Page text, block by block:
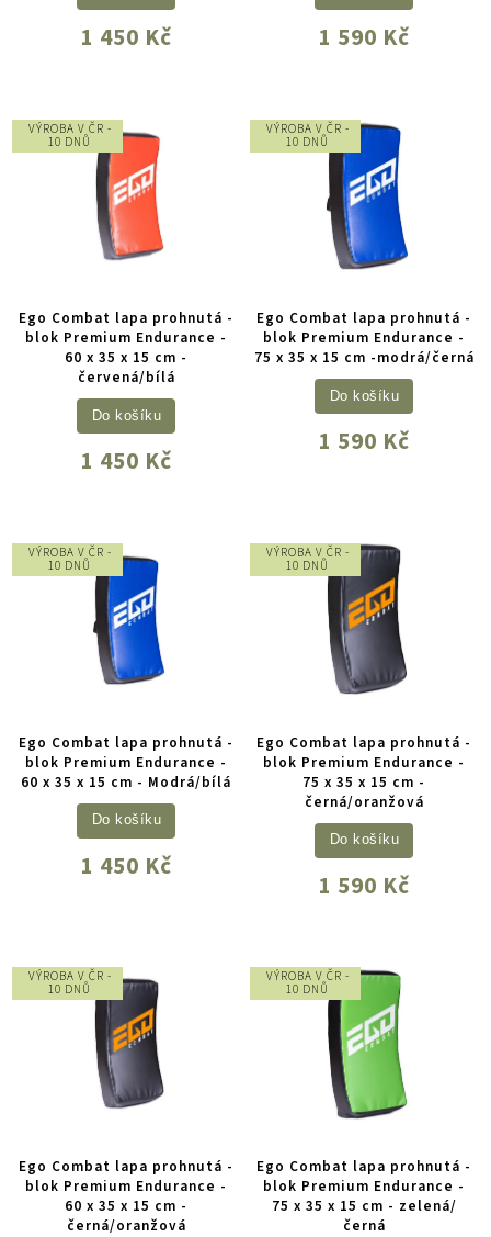
1 450 Kč 1 590 Kč
VÝROBA V ČR -
10 DNŮ
Ego Combat lapa prohnutá -
blok Premium Endurance -
60 x 35 x 15 cm -
červená/bílá
1 450 Kč
Do košíku
VÝROBA V ČR -
10 DNŮ
Ego Combat lapa prohnutá -
blok Premium Endurance -
75 x 35 x 15 cm -modrá/černá
1 590 Kč
Do košíku
VÝROBA V ČR -
10 DNŮ
Ego Combat lapa prohnutá -
blok Premium Endurance -
60 x 35 x 15 cm - Modrá/bílá
1 450 Kč
Do košíku
VÝROBA V ČR -
10 DNŮ
Ego Combat lapa prohnutá -
blok Premium Endurance -
75 x 35 x 15 cm -
černá/oranžová
1 590 Kč
Do košíku
VÝROBA V ČR -
10 DNŮ
Ego Combat lapa prohnutá -
blok Premium Endurance -
60 x 35 x 15 cm -
černá/oranžová
VÝROBA V ČR -
10 DNŮ
Ego Combat lapa prohnutá -
blok Premium Endurance -
75 x 35 x 15 cm - zelená/
černá